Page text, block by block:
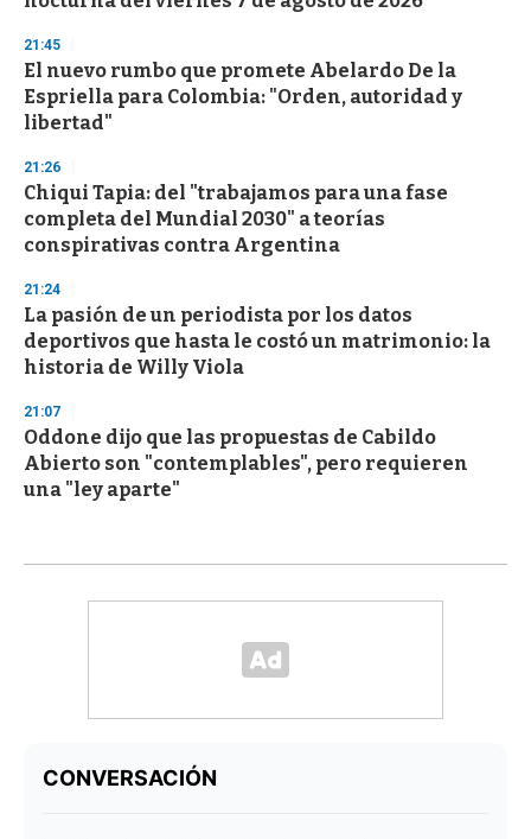
21:45
El nuevo rumbo que promete Abelardo De la
Espriella para Colombia: "Orden, autoridad y
libertad"
21:26
Chiqui Tapia: del "trabajamos para una fase
completa del Mundial 2030" a teorías
conspirativas contra Argentina
21:24
La pasión de un periodista por los datos
deportivos que hasta le costó un matrimonio: la
historia de Willy Viola
21:07
Oddone dijo que las propuestas de Cabildo
Abierto son "contemplables", pero requieren
una "ley aparte"